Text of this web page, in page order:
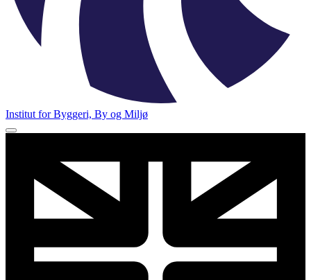
Institut for Byggeri, By og Miljø